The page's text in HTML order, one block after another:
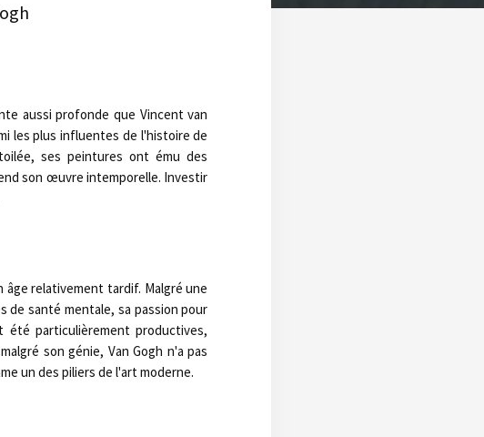
aussi profonde que Vincent van
les plus influentes de l'histoire de
ses peintures ont ému des
son œuvre intemporelle. Investir
âge relativement tardif. Malgré une
de santé mentale, sa passion pour
été particulièrement productives,
son génie, Van Gogh n'a pas
un des piliers de l'art moderne.